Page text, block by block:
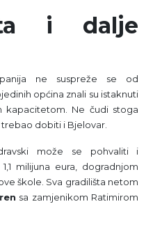
i dalje
ne suspreže se od
općina znali su istaknuti
kapacitetom. Ne čudi stoga
dobiti i Bjelovar.
može se pohvaliti i
milijuna eura, dogradnjom
škole. Sva gradilišta netom
sa zamjenikom Ratimirom